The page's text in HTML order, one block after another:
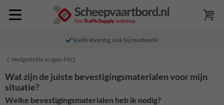
Snelle levering, ook bij maatwerk!
Veelgestelde vragen FAQ
Wat zijn de juiste bevestigingsmaterialen voor mijn
situatie?
Welke bevestigingsmaterialen heb ik nodig?